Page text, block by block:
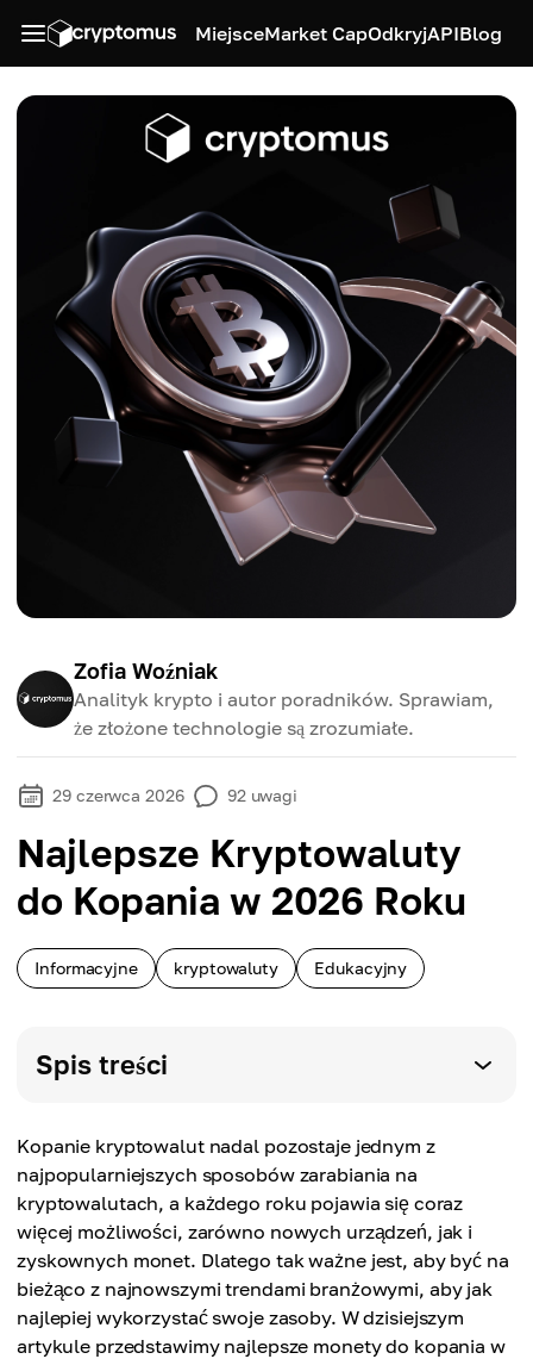
MiejsceMarket CapOdkryjAPIBlog
Zofia Woźniak
Analityk krypto i autor poradników. Sprawiam,
że złożone technologie są zrozumiałe.
29 czerwca 2026 92 uwagi
Najlepsze Kryptowaluty
do Kopania w 2026 Roku
Informacyjne kryptowaluty Edukacyjny
Spis treści
Kopanie kryptowalut nadal pozostaje jednym z
najpopularniejszych sposobów zarabiania na
kryptowalutach, a każdego roku pojawia się coraz
więcej możliwości, zarówno nowych urządzeń, jak i
zyskownych monet. Dlatego tak ważne jest, aby być na
bieżąco z najnowszymi trendami branżowymi, aby jak
najlepiej wykorzystać swoje zasoby. W dzisiejszym
artykule przedstawimy najlepsze monety do kopania w